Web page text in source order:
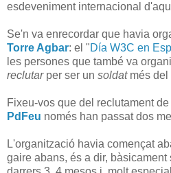
esdeveniment internacional
Se'n va enrecordar que havia
Torre Agbar: el "Día W3C en
les persones que també va
reclutar per ser un soldat més del
Fixeu-vos que del reclutament de
PdFeu només han passat dos
L'organització havia començat
gaire abans, és a dir,